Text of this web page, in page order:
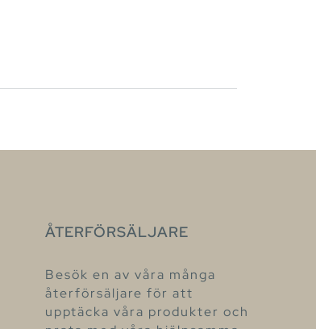
ÅTERFÖRSÄLJARE
Besök en av våra många
återförsäljare för att
upptäcka våra produkter och